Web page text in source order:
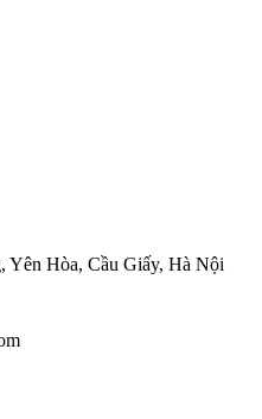
Yên Hòa, Cầu Giấy, Hà Nội